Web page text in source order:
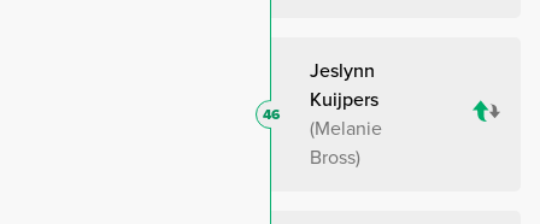
Jeslynn
Kuijpers
Melanie
Bross
46